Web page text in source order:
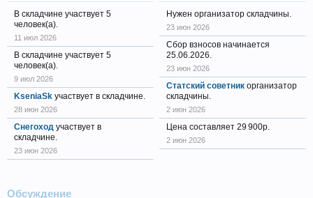
В складчине участвует 5
человек(а).
11 июл 2026
В складчине участвует 5
человек(а).
9 июл 2026
KseniaSk участвует в складчине.
28 июн 2026
Снегоход участвует в
складчине.
23 июн 2026
Нужен организатор складчины.
23 июн 2026
Сбор взносов начинается
25.06.2026.
23 июн 2026
Статский советник организатор
складчины.
2 июн 2026
Цена составляет 29 900р.
2 июн 2026
Обсуждение